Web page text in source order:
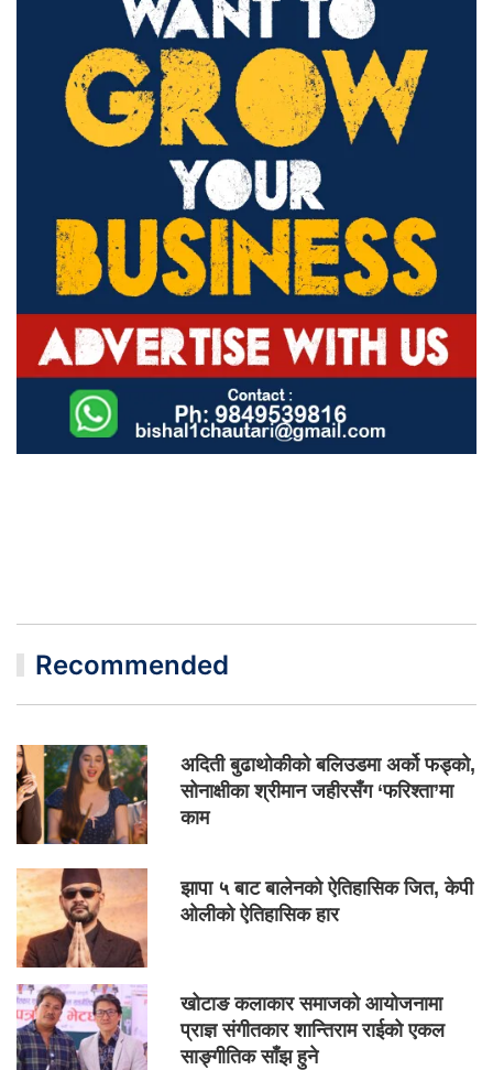
Recommended
अदिती बुढाथोकीको बलिउडमा अर्को फड्को,
सोनाक्षीका श्रीमान जहीरसँग ‘फरिश्ता’मा
काम
झापा ५ बाट बालेनको ऐतिहासिक जित, केपी
ओलीको ऐतिहासिक हार
खोटाङ कलाकार समाजको आयोजनामा
प्राज्ञ संगीतकार शान्तिराम राईको एकल
साङ्गीतिक साँझ हुने